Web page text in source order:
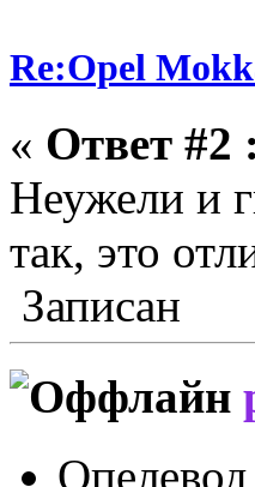
Re:Opel
« Ответ #2 :
Неужели и
так, это
Записан